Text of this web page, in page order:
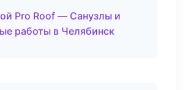
Pro Roof — Санузлы и
работы в Челябинск